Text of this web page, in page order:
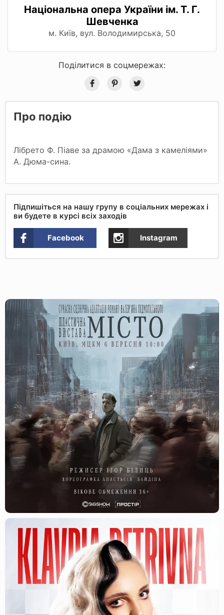
Національна опера України ім. Т. Г.
Шевченка
м. Київ, вул. Володимирська, 50
Поділитися в соцмережах:
Про подію
Лібрето Ф. Піаве за драмою «Дама з камеліями»
А. Дюма-сина.
Підпишіться на нашу групу в соціальних мережах і
ви будете в курсі всіх заходів
Facebook Instagram